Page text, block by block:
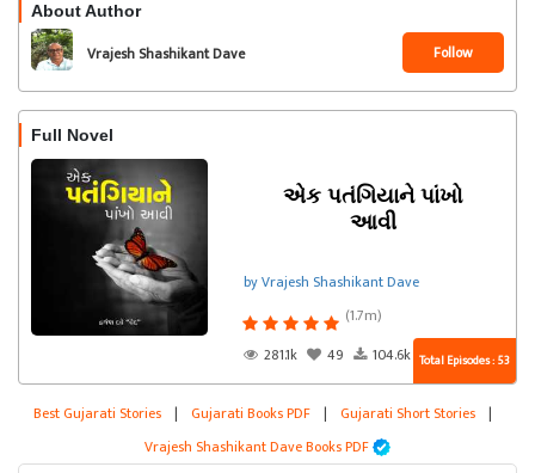
About Author
Vrajesh Shashikant Dave Follow
Full Novel
એક પતંગિયાને પાંખો
આવી
by Vrajesh Shashikant Dave
(1.7m)
281.1k
49 104.6k Total Episodes : 53
Best Gujarati Stories | Gujarati Books PDF | Gujarati Short Stories |
Vrajesh Shashikant Dave Books PDF